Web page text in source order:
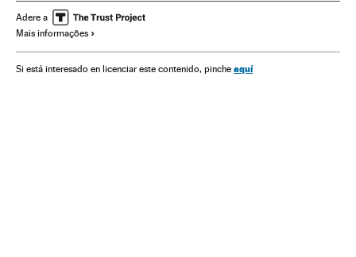
Oriente médio Ásia Governo
Administração Estado
Adere a
Mais informações
Si está interesado en licenciar este contenido, pinche aquí